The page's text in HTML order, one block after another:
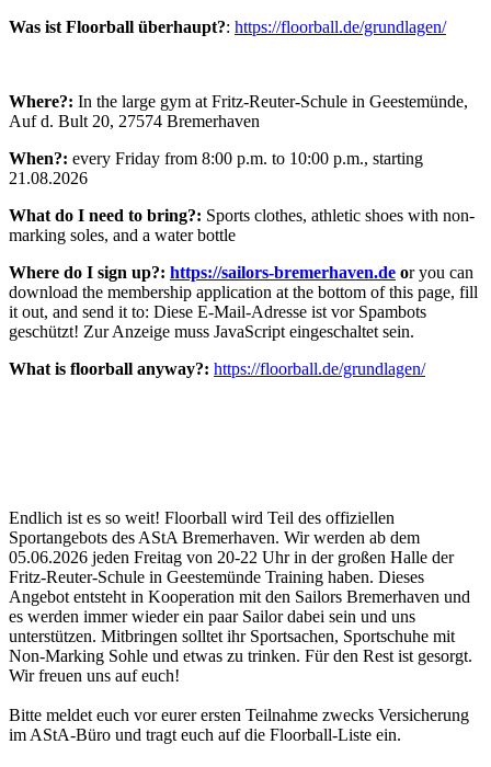
Was ist Floorball überhaupt?: https://floorball.de/grundlagen/
Where?: In the large gym at Fritz-Reuter-Schule in Geestemünde,
Auf d. Bult 20, 27574 Bremerhaven
When?: every Friday from 8:00 p.m. to 10:00 p.m., starting
21.08.2026
What do I need to bring?: Sports clothes, athletic shoes with non-
marking soles, and a water bottle
Where do I sign up?: https://sailors-bremerhaven.de or you can
download the membership application at the bottom of this page, fill
it out, and send it to: Diese E-Mail-Adresse ist vor Spambots
geschützt! Zur Anzeige muss JavaScript eingeschaltet sein.
What is floorball anyway?: https://floorball.de/grundlagen/
Endlich ist es so weit! Floorball wird Teil des offiziellen
Sportangebots des AStA Bremerhaven. Wir werden ab dem
05.06.2026 jeden Freitag von 20-22 Uhr in der großen Halle der
Fritz-Reuter-Schule in Geestemünde Training haben. Dieses
Angebot entsteht in Kooperation mit den Sailors Bremerhaven und
es werden immer wieder ein paar Sailor dabei sein und uns
unterstützen. Mitbringen solltet ihr Sportsachen, Sportschuhe mit
Non-Marking Sohle und etwas zu trinken. Für den Rest ist gesorgt.
Wir freuen uns auf euch!
Bitte meldet euch vor eurer ersten Teilnahme zwecks Versicherung
im AStA-Büro und tragt euch auf die Floorball-Liste ein.